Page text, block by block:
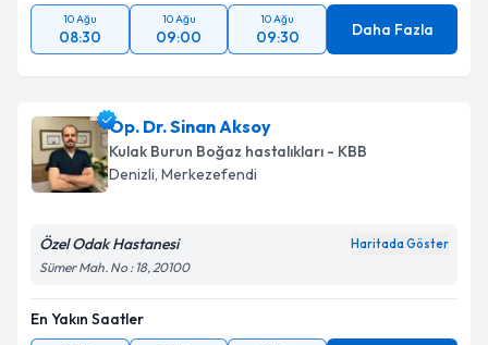
10 Ağu
08:30
10 Ağu
09:00
10 Ağu
09:30 Daha Fazla
Op. Dr. Sinan Aksoy
Kulak Burun Boğaz hastalıkları - KBB
Denizli, Merkezefendi
Özel Odak Hastanesi Haritada Göster
Sümer Mah. No : 18, 20100
En Yakın Saatler